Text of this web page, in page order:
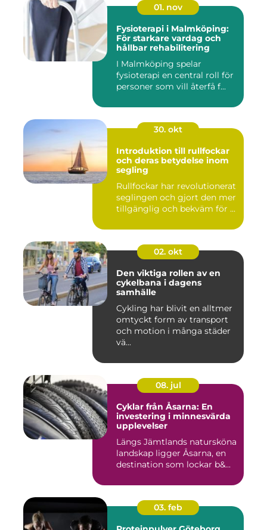
01. nov
Fysioterapi i Malmköping:
För starkare vardag och
hållbar rehabilitering
I Malmköping spelar
fysioterapi en central roll för
personer som vill återfå f...
30. okt
Introduktion till rullfockar
och deras betydelse inom
segling
Rullfockar har revolutionerat
seglingen och gjort den mer
tillgänglig och bekväm för ...
02. okt
Den viktiga rollen av en
cykelbana i dagens
samhälle
Cykling har blivit en alltmer
omtyckt form av transport
och motion i många städer
vä...
08. jul
Cyklar från Åsarna: En
investering i minnesvärda
upplevelser
Längs Jämtlands natursköna
landskap ligger Åsarna, en
destination som lockar b&...
03. feb